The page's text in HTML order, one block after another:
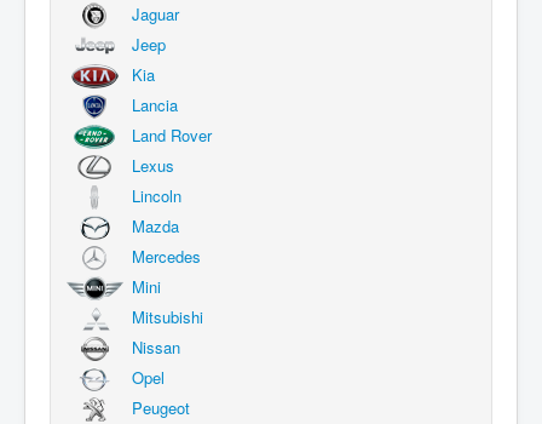
Jaguar
Jeep
Kia
Lancia
Land Rover
Lexus
Lincoln
Mazda
Mercedes
Mini
Mitsubishi
Nissan
Opel
Peugeot